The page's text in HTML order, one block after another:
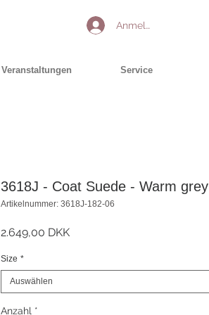
Anmelden
Veranstaltungen Service
3618J - Coat Suede - Warm grey
Artikelnummer: 3618J-182-06
2.649,00 DKKPreis
Size *
Auswählen
Anzahl *